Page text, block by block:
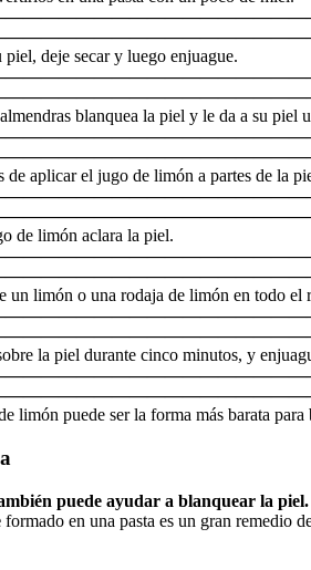
piel, deje secar y luego enjuague.
blanquea la piel y le da a su piel
de aplicar el jugo de limón a partes de la
de limón aclara la piel.
un limón o una rodaja de limón en todo el
la piel durante cinco minutos, y
limón puede ser la forma más barata
puede ayudar a blanquear la piel.
formado en una pasta es un gran remedio